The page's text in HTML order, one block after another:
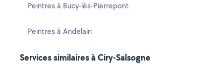
Peintres à Bucy-lès-Pierrepont
Peintres à Andelain
Services similaires à Ciry-Salsogne